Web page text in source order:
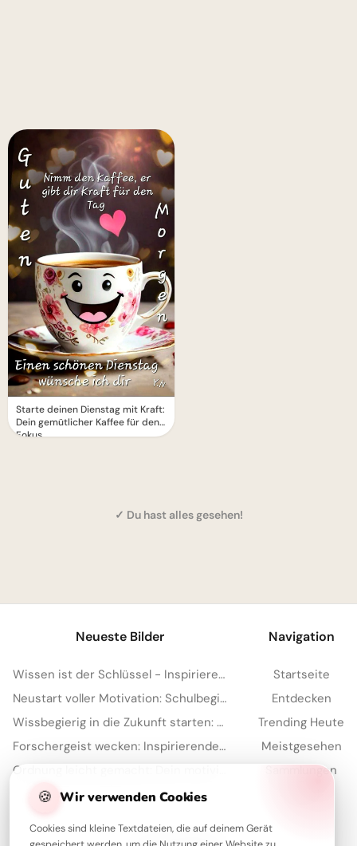
Starte deinen Dienstag mit Kraft:
Dein gemütlicher Kaffee für den
Fokus
✓ Du hast alles gesehen!
🍪 Wir verwenden Cookies
Cookies sind kleine Textdateien, die auf deinem Gerät
Neueste Bilder
Wissen ist der Schlüssel - Inspirierende Schulstart Bilder für Telegram
Neustart voller Motivation: Schulbeginn inspirieren und auf TikTok verbreiten!
Wissbegierig in die Zukunft starten: Dein 'Lesen bildet' Bild für Snapchat
Forschergeist wecken: Inspirierende Schulstart-Bilder für Facebook
Navigation
Startseite
Entdecken
Trending Heute
Meistgesehen
Sammlungen